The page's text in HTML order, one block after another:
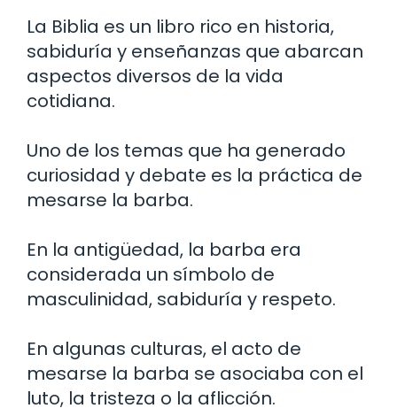
La Biblia es un libro rico en historia,
sabiduría y enseñanzas que abarcan
aspectos diversos de la vida
cotidiana.
Uno de los temas que ha generado
curiosidad y debate es la práctica de
mesarse la barba.
En la antigüedad, la barba era
considerada un símbolo de
masculinidad, sabiduría y respeto.
En algunas culturas, el acto de
mesarse la barba se asociaba con el
luto, la tristeza o la aflicción.